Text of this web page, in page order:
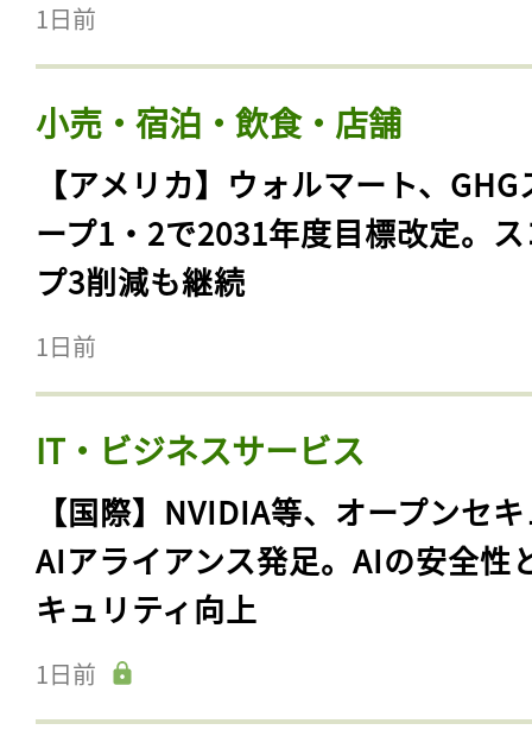
1日前
小売・宿泊・飲食・店舗
【アメリカ】ウォルマート、GHG
ープ1・2で2031年度目標改定。
プ3削減も継続
1日前
IT・ビジネスサービス
【国際】NVIDIA等、オープンセ
AIアライアンス発足。AIの安全性
キュリティ向上
1日前